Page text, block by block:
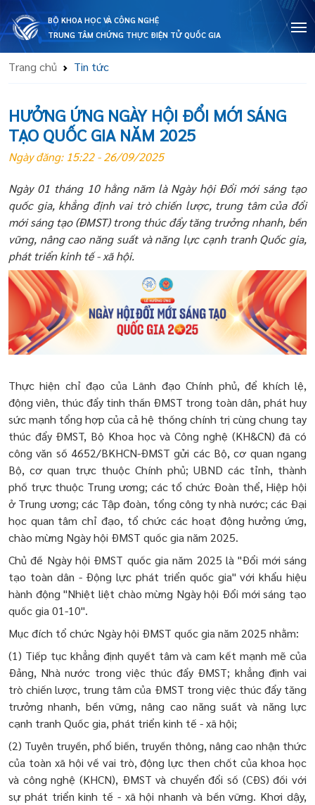
BỘ KHOA HỌC VÀ CÔNG NGHỆ
TRUNG TÂM CHỨNG THỰC ĐIỆN TỬ QUỐC GIA
Trang chủ Tin tức
HƯỞNG ỨNG NGÀY HỘI ĐỔI MỚI SÁNG
TẠO QUỐC GIA NĂM 2025
Ngày đăng: 15:22 - 26/09/2025
Ngày 01 tháng 10 hằng năm là Ngày hội Đổi mới sáng tạo
quốc gia, khẳng định vai trò chiến lược, trung tâm của đổi
mới sáng tạo (ĐMST) trong thúc đẩy tăng trưởng nhanh, bền
vững, nâng cao năng suất và năng lực cạnh tranh Quốc gia,
phát triển kinh tế - xã hội.
Thực hiện chỉ đạo của Lãnh đạo Chính phủ, để khích lệ,
động viên, thúc đẩy tinh thần ĐMST trong toàn dân, phát huy
sức mạnh tổng hợp của cả hệ thống chính trị cùng chung tay
thúc đẩy ĐMST, Bộ Khoa học và Công nghệ (KH&CN) đã có
công văn số 4652/BKHCN-ĐMST gửi các Bộ, cơ quan ngang
Bộ, cơ quan trực thuộc Chính phủ; UBND các tỉnh, thành
phố trực thuộc Trung ương; các tổ chức Đoàn thể, Hiệp hội
ở Trung ương; các Tập đoàn, tổng công ty nhà nước; các Đại
học quan tâm chỉ đạo, tổ chức các hoạt động hưởng ứng,
chào mừng Ngày hội ĐMST quốc gia năm 2025.
Chủ đề Ngày hội ĐMST quốc gia năm 2025 là "Đổi mới sáng
tạo toàn dân - Động lực phát triển quốc gia" với khẩu hiệu
hành động "Nhiệt liệt chào mừng Ngày hội Đổi mới sáng tạo
quốc gia 01-10".
Mục đích tổ chức Ngày hội ĐMST quốc gia năm 2025 nhằm:
(1) Tiếp tục khẳng định quyết tâm và cam kết mạnh mẽ của
Đảng, Nhà nước trong việc thúc đẩy ĐMST; khẳng định vai
trò chiến lược, trung tâm của ĐMST trong việc thúc đẩy tăng
trưởng nhanh, bền vững, nâng cao năng suất và năng lực
cạnh tranh Quốc gia, phát triển kinh tế - xã hội;
(2) Tuyên truyền, phổ biến, truyền thông, nâng cao nhận thức
của toàn xã hội về vai trò, động lực then chốt của khoa học
và công nghệ (KHCN), ĐMST và chuyển đổi số (CĐS) đối với
sự phát triển kinh tế - xã hội nhanh và bền vững. Khơi dậy,